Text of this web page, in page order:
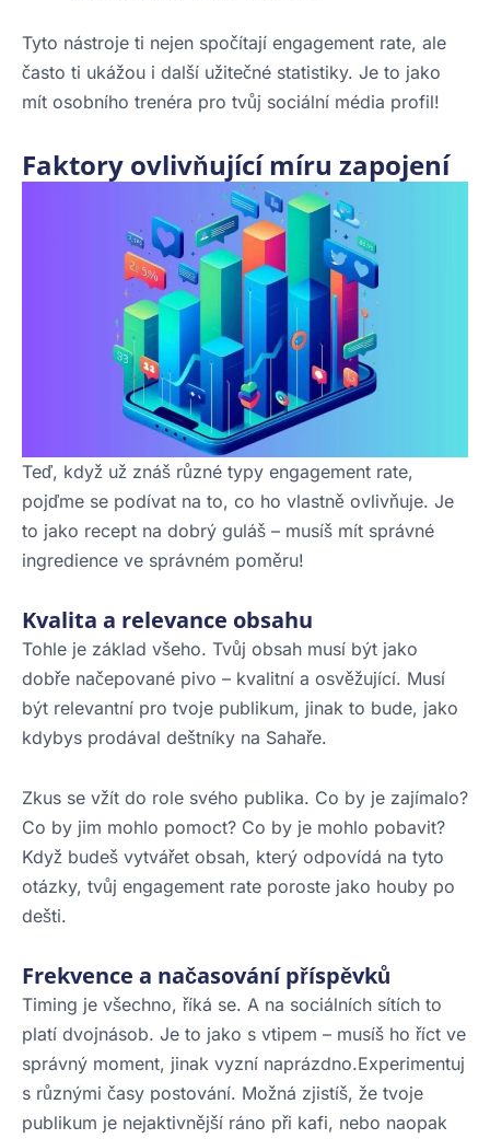
Tyto nástroje ti nejen spočítají engagement rate, ale
často ti ukážou i další užitečné statistiky. Je to jako
mít osobního trenéra pro tvůj sociální média profil!
Faktory ovlivňující míru zapojení
Teď, když už znáš různé typy engagement rate,
pojďme se podívat na to, co ho vlastně ovlivňuje. Je
to jako recept na dobrý guláš – musíš mít správné
ingredience ve správném poměru!
Kvalita a relevance obsahu
Tohle je základ všeho. Tvůj obsah musí být jako
dobře načepované pivo – kvalitní a osvěžující. Musí
být relevantní pro tvoje publikum, jinak to bude, jako
kdybys prodával deštníky na Sahaře.
Zkus se vžít do role svého publika. Co by je zajímalo?
Co by jim mohlo pomoct? Co by je mohlo pobavit?
Když budeš vytvářet obsah, který odpovídá na tyto
otázky, tvůj engagement rate poroste jako houby po
dešti.
Frekvence a načasování příspěvků
Timing je všechno, říká se. A na sociálních sítích to
platí dvojnásob. Je to jako s vtipem – musíš ho říct ve
správný moment, jinak vyzní naprázdno.Experimentuj
s různými časy postování. Možná zjistíš, že tvoje
publikum je nejaktivnější ráno při kafi, nebo naopak